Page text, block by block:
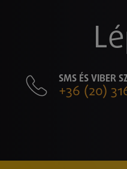
SMS ÉS VIBER
+36 (20)